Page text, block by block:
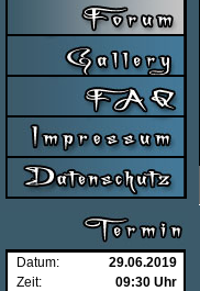
Datum:
29.06.2019
Zeit:
09:30 Uhr